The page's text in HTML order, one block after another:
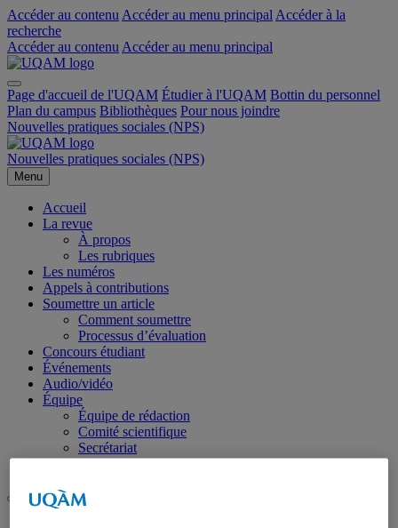
Accéder au contenu Accéder au menu principal Accéder à la
recherche
Accéder au contenu Accéder au menu principal
Page d'accueil de l'UQAM Étudier à l'UQAM Bottin du personnel
Plan du campus Bibliothèques Pour nous joindre
Nouvelles pratiques sociales (NPS)
Nouvelles pratiques sociales (NPS)
Menu
Accueil
La revue
À propos
Les rubriques
Les numéros
Appels à contributions
Soumettre un article
Comment soumettre
Processus d’évaluation
Concours étudiant
Événements
Audio/vidéo
Équipe
Équipe de rédaction
Comité scientifique
Secrétariat
Nous joindre